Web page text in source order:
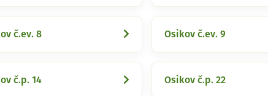
č.ev. 8 Osikov č.ev. 9
č.p. 14 Osikov č.p. 22